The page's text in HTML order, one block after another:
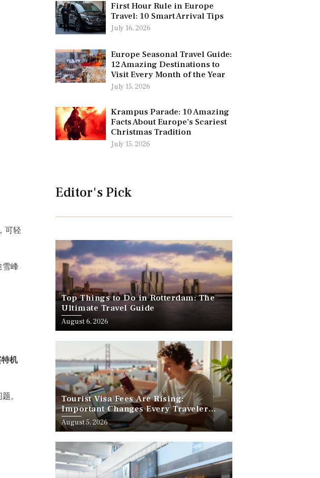
可轻
雪峰
机
。
First Hour Rule in Europe
Travel: 10 Smart Arrival Tips
July 16, 2026
Europe Seasonal Travel Guide:
12 Amazing Destinations to
Visit Every Month of the Year
July 15, 2026
Krampus Parade: 10 Amazing
Facts About Europe’s Scariest
Christmas Tradition
July 15, 2026
Editor's Pick
Top Things to Do in Rotterdam: The
Ultimate Travel Guide
August 6, 2026
Tourist Visa Fees Are Rising:
Important Changes Every Traveler
Should Know
August 5, 2026